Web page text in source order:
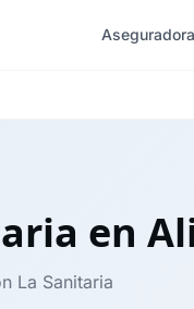
en
La Sanitaria